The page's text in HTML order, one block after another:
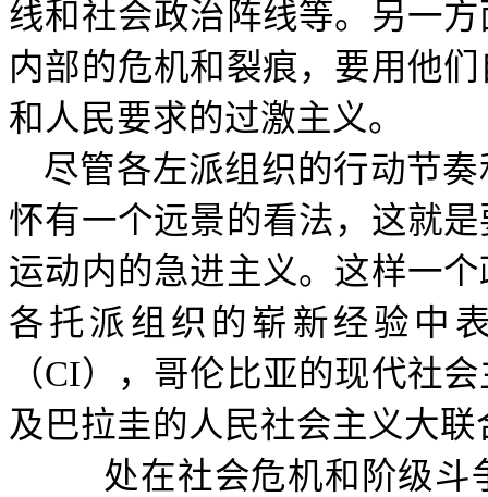
线和社会政治阵线等。另一
内部的危机和裂痕，要用他
和人民要求的过激主义。
尽管各左派组织的行动节
怀有一个远景的看法，这就
运动内的急进主义。这样一
各托派组织的崭新经验中
（CI），哥伦比亚的现代社
及巴拉圭的人民社会主义大联
处在社会危机和阶级斗